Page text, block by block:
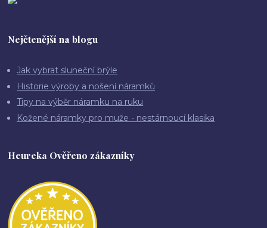
Nejčtenější na blogu
Jak vybrat sluneční brýle
Historie výroby a nošení náramků
Tipy na výběr náramku na ruku
Kožené náramky pro muže - nestárnoucí klasika
Heureka Ověřeno zákazníky